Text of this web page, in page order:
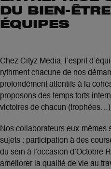
DU BIEN-
ÉQUIPES
Chez Cityz Media, l’esprit
rythment chacune de nos
profondément attentifs à la
proposons des temps forts
victoires de chacun
Nos collaborateurs eux-mêmes
sujets : participation à des
du sein à l’occasion d’Octobre
améliorer la qualité de vie au